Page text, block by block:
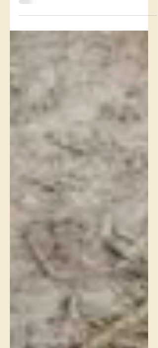
Cela va bientôt faire un an que j'ai
chaussé mes bottines, mis mon sac au
dos et que je me suis mise en route.